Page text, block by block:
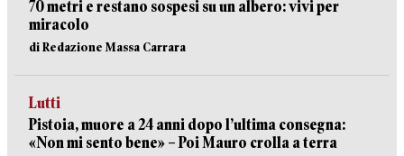
70 metri e restano sospesi su un albero: vivi per
miracolo
di Redazione Massa Carrara
Lutti
Pistoia, muore a 24 anni dopo l’ultima consegna:
«Non mi sento bene» – Poi Mauro crolla a terra